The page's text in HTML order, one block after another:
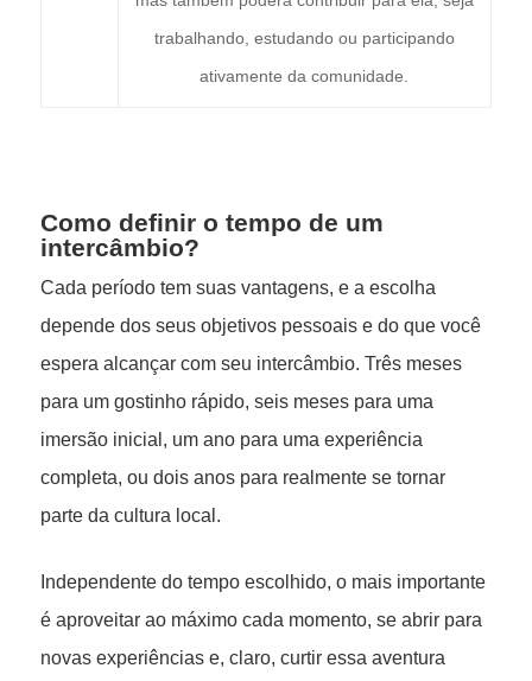
trabalhando, estudando ou participando
ativamente da comunidade.
Como definir o tempo de um
intercâmbio?
Cada período tem suas vantagens, e a escolha
depende dos seus objetivos pessoais e do que você
espera alcançar com seu intercâmbio. Três meses
para um gostinho rápido, seis meses para uma
imersão inicial, um ano para uma experiência
completa, ou dois anos para realmente se tornar
parte da cultura local.
Independente do tempo escolhido, o mais importante
é aproveitar ao máximo cada momento, se abrir para
novas experiências e, claro, curtir essa aventura